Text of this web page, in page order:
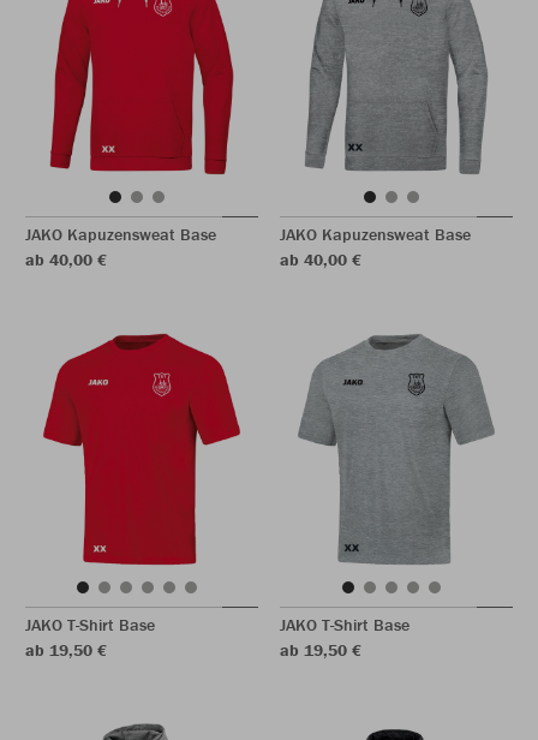
JAKO Kapuzensweat Base
ab 40,00 €
JAKO Kapuzensweat Base
ab 40,00 €
JAKO T-Shirt Base
ab 19,50 €
JAKO T-Shirt Base
ab 19,50 €